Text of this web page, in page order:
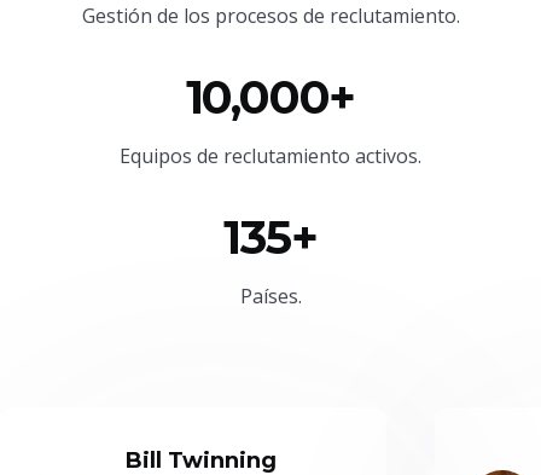
Gestión de los procesos de reclutamiento.
10,000+
Equipos de reclutamiento activos.
135+
Países.
Bill Twinning